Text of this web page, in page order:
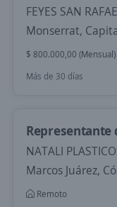
FEYES SAN
Monserrat,
$ 800.000,00
Más de 30 días
Representante
NATALI
Marcos Juárez,
Remoto